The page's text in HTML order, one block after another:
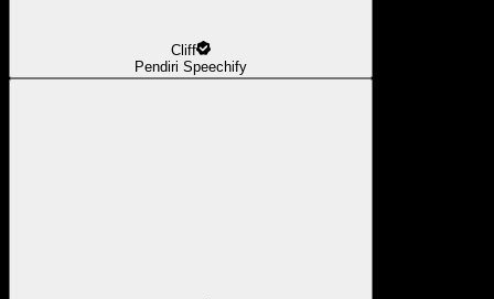
Cliff
Pendiri Speechify